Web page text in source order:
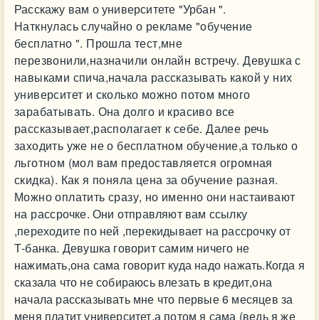
Расскажу вам о университете "Урбан ".
Наткнулась случайно о рекламе "обучение
бесплатно ". Прошла тест,мне
перезвонили,назначили онлайн встречу. Девушка с
навыками спича,начала рассказывать какой у них
университет и сколько можно потом много
зарабатывать. Она долго и красиво все
рассказывает,располагает к себе. Далее речь
заходить уже не о бесплатном обучение,а только о
льготном (мол вам предоставляется огромная
скидка). Как я поняла цена за обучение разная.
Можно оплатить сразу, но именно они настаивают
на рассрочке. Они отправляют вам ссылку
,переходите по ней ,перекидывает на рассрочку от
Т-банка. Девушка говорит самим ничего не
нажимать,она сама говорит куда надо нажать.Когда я
сказала что не собираюсь влезать в кредит,она
начала рассказывать мне что первые 6 месяцев за
меня платит университет,а потом я сама (ведь я же